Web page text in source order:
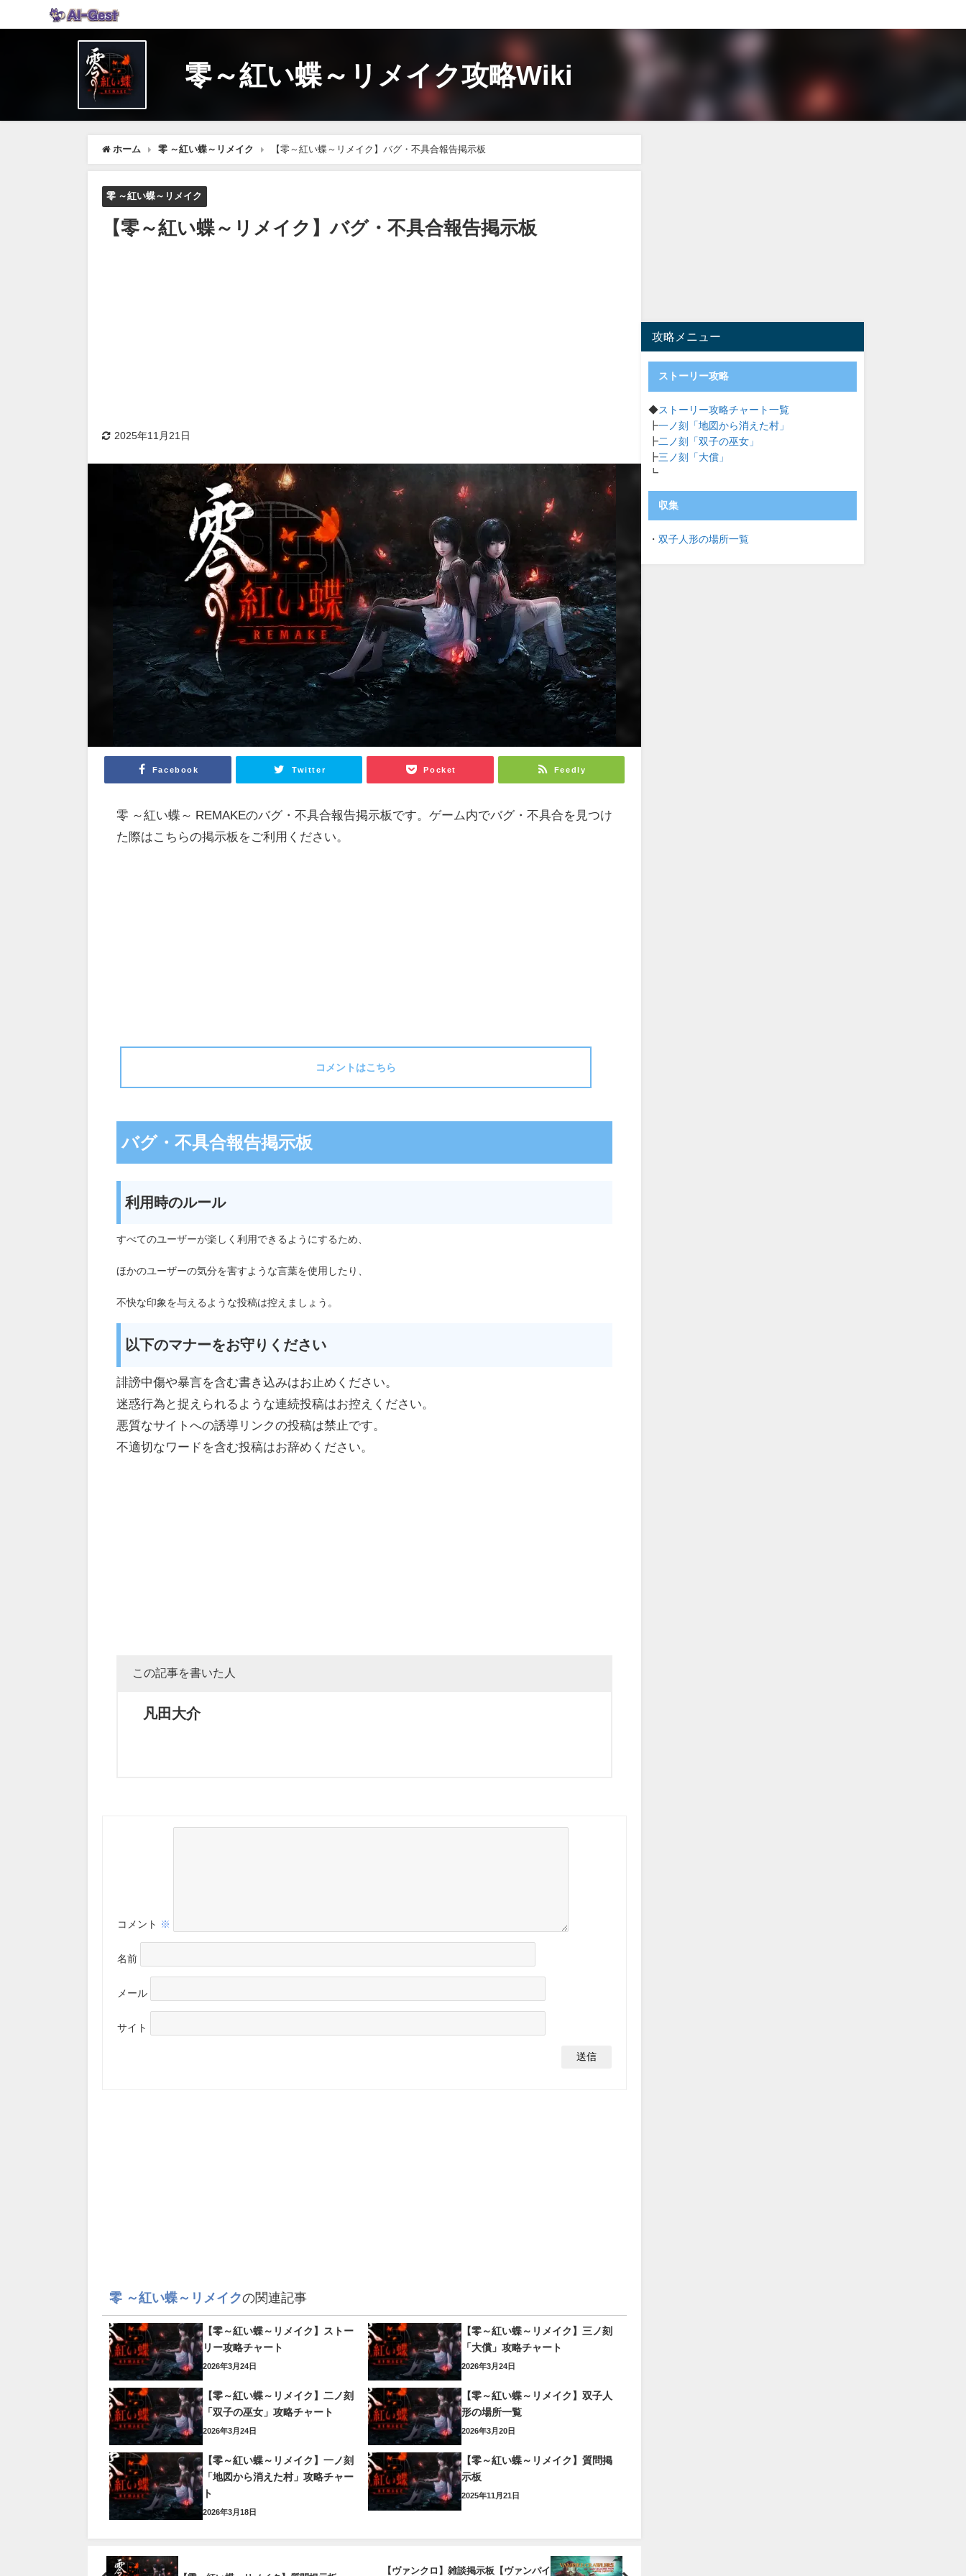
零～紅い蝶～リメイク攻略Wiki
ホーム 零 ～紅い蝶～リメイク 【零～紅い蝶～リメイク】バグ・不具合報告掲示板
零 ～紅い蝶～リメイク
【零～紅い蝶～リメイク】バグ・不具合報告掲示板
2025年11月21日
Facebook Twitter Pocket Feedly
零 ～紅い蝶～ REMAKEのバグ・不具合報告掲示板です。ゲーム内でバグ・不具合を見つけ
た際はこちらの掲示板をご利用ください。
コメントはこちら
バグ・不具合報告掲示板
利用時のルール
すべてのユーザーが楽しく利用できるようにするため、
ほかのユーザーの気分を害すような言葉を使用したり、
不快な印象を与えるような投稿は控えましょう。
以下のマナーをお守りください
誹謗中傷や暴言を含む書き込みはお止めください。
迷惑行為と捉えられるような連続投稿はお控えください。
悪質なサイトへの誘導リンクの投稿は禁止です。
不適切なワードを含む投稿はお辞めください。
この記事を書いた人
凡田大介
コメント ※
名前
メール
サイト
零 ～紅い蝶～リメイクの関連記事
【零～紅い蝶～リメイク】ストー
リー攻略チャート
2026年3月24日
【零～紅い蝶～リメイク】三ノ刻
「大償」攻略チャート
2026年3月24日
【零～紅い蝶～リメイク】二ノ刻
「双子の巫女」攻略チャート
2026年3月24日
【零～紅い蝶～リメイク】双子人
形の場所一覧
2026年3月20日
【零～紅い蝶～リメイク】一ノ刻
「地図から消えた村」攻略チャー
ト
2026年3月18日
【零～紅い蝶～リメイク】質問掲
示板
2025年11月21日
【ヴァンクロ】雑談掲示板【ヴァンパイ
攻略メニュー
ストーリー攻略
◆ストーリー攻略チャート一覧
┣一ノ刻「地図から消えた村」
┣二ノ刻「双子の巫女」
┣三ノ刻「大償」
┗
収集
・ 双子人形の場所一覧